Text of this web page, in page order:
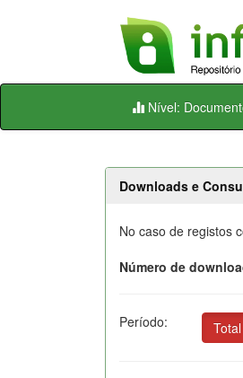
Skip
Nível:
Downloads e
No caso de registos
Número de
Período: Total